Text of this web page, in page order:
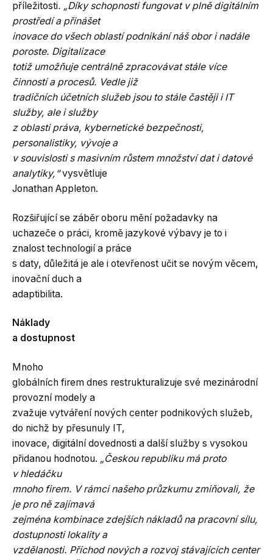
příležitosti. „Díky schopnosti fungovat v plně digitálním
prostředí a přinášet
inovace do všech oblastí podnikání náš obor i nadále
poroste. Digitalizace
totiž umožňuje centrálně zpracovávat stále více
činností a procesů. Vedle již
tradičních účetních služeb jsou to stále častěji i IT
služby, ale i služby
z oblasti práva, kybernetické bezpečnosti,
personalistiky, vývoje a
v souvislosti s masivním růstem množství dat i datové
analytiky,“vysvětluje
Jonathan Appleton.
Rozšiřující se záběr oboru mění požadavky na
uchazeče o práci, kromě jazykové výbavy je to i
znalost technologií a práce
s daty, důležitá je ale i otevřenost učit se novým věcem,
inovační duch a
adaptibilita.
Náklady
a dostupnost
Mnoho
globálních firem dnes restrukturalizuje své mezinárodní
provozní modely a
zvažuje vytváření nových center podnikových služeb,
do nichž by přesunuly IT,
inovace, digitální dovednosti a další služby s vysokou
přidanou hodnotou. „Českou republiku má proto
v hledáčku
mnoho firem. V rámci našeho průzkumu zmiňovali, že
je pro ně zajímavá
zejména kombinace zdejších nákladů na pracovní sílu,
dostupnosti lokality a
vzdělanosti. Příchod nových a rozvoj stávajících center